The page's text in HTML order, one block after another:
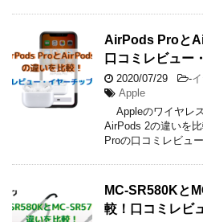
AirPods Proと
口コミレビュー
2020/07/29 -
Apple
Appleのワイヤレ
AirPods 2の違いを
Proの口コミレビュ
MC-SR580Kと
較！口コミレビ